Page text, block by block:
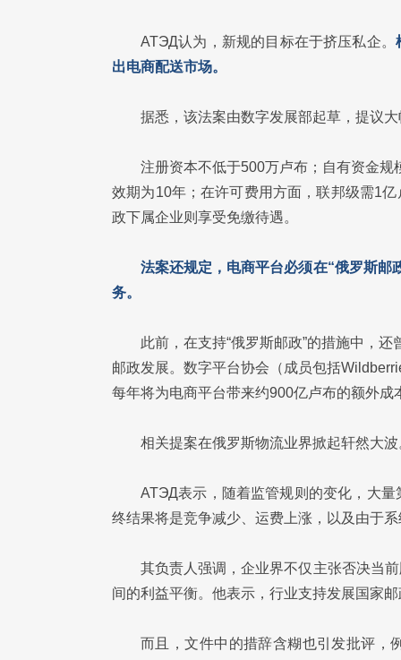
АТЭД认为，新规的目标在于挤压私企。
出电商配送市场。
据悉，该法案由数字发展部起草，提议
注册资本不低于500万卢布；自有资金
效期为10年；在许可费用方面，联邦级需1
政下属企业则享受免缴待遇。
法案还规定，电商平台必须在“俄罗斯邮
务。
此前，在支持“俄罗斯邮政”的措施中，
邮政发展。数字平台协会（成员包括
每年将为电商平台带来约900亿卢布的额外成
相关提案在俄罗斯物流业界掀起轩然大波
АТЭД表示，随着监管规则的变化，大量
终结果将是竞争减少、运费上涨，以及由于
其负责人强调，企业界不仅主张否决当
间的利益平衡。他表示，行业支持发展国家
而且，文件中的措辞含糊也引发批评，